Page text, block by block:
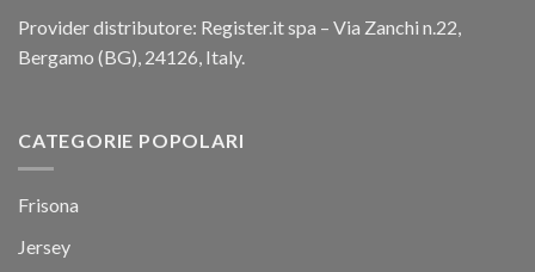
Provider distributore: Register.it spa – Via Zanchi n.22,
Bergamo (BG), 24126, Italy.
CATEGORIE POPOLARI
Frisona
Jersey